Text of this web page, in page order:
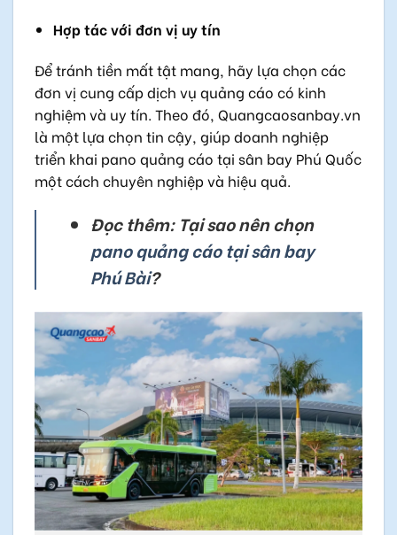
Hợp tác với đơn vị uy tín
Để tránh tiền mất tật mang, hãy lựa chọn các
đơn vị cung cấp dịch vụ quảng cáo có kinh
nghiệm và uy tín. Theo đó, Quangcaosanbay.vn
là một lựa chọn tin cậy, giúp doanh nghiệp
triển khai pano quảng cáo tại sân bay Phú Quốc
một cách chuyên nghiệp và hiệu quả.
Đọc thêm: Tại sao nên chọn
pano quảng cáo tại sân bay
Phú Bài?